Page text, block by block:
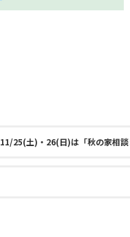
11/25(土)・26(日)は「秋の家相